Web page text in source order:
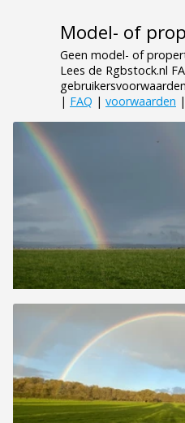
Model- of
Geen model- of
Lees de Rgbstock.nl
| FAQ | voorwaarden |